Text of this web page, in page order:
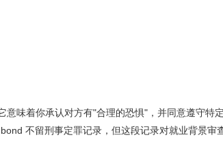
意味着你承认对方有"合理的恐惧"，并同意遵守特
不留刑事定罪记录，但这段记录对就业背景审